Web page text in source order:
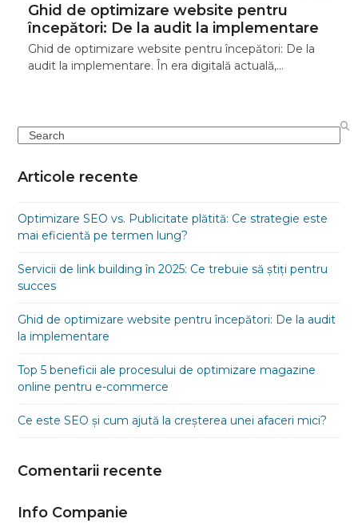
Ghid de optimizare website pentru
începători: De la audit la implementare
Ghid de optimizare website pentru începători: De la
audit la implementare. În era digitală actuală,…
Search
Articole recente
Optimizare SEO vs. Publicitate plătită: Ce strategie este
mai eficientă pe termen lung?
Servicii de link building în 2025: Ce trebuie să știți pentru
succes
Ghid de optimizare website pentru începători: De la audit
la implementare
Top 5 beneficii ale procesului de optimizare magazine
online pentru e-commerce
Ce este SEO și cum ajută la creșterea unei afaceri mici?
Comentarii recente
Info Companie